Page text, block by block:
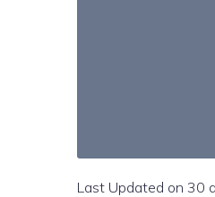
Last Updated on 30